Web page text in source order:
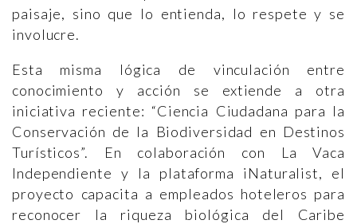
paisaje, sino que lo entienda, lo respete y se
involucre.
Esta misma lógica de vinculación entre
conocimiento y acción se extiende a otra
iniciativa reciente: “Ciencia Ciudadana para la
Conservación de la Biodiversidad en Destinos
Turísticos”. En colaboración con La Vaca
Independiente y la plataforma iNaturalist, el
proyecto capacita a empleados hoteleros para
reconocer la riqueza biológica del Caribe